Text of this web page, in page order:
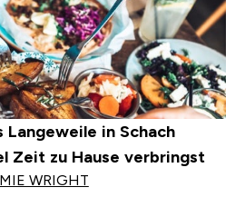
Langeweile in Schach
Zeit zu Hause verbringst
WRIGHT